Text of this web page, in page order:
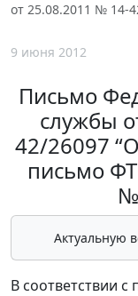
от 25.08.2011 № 14-
9 июня 2012
Письмо
службы
42/26097
письмо
№
Актуальную
В соответствии